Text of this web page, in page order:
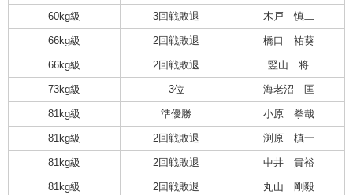
60kg級 3回戦敗退 木戸 慎二
66kg級 2回戦敗退 橋口 祐葵
66kg級 2回戦敗退 竪山 将
73kg級 3位 海老沼 匡
81kg級 準優勝 小原 拳哉
81kg級 2回戦敗退 渕原 槙一
81kg級 2回戦敗退 中井 貴裕
81kg級 2回戦敗退 丸山 剛毅